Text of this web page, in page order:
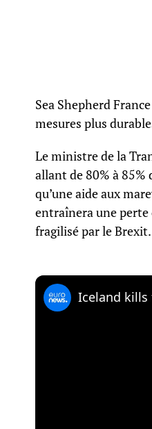
Sea Shepherd
mesures plus
Le ministre de la
allant de 80% à 85%
qu’une aide aux
entraînera une perte
fragilisé par le Brexit.